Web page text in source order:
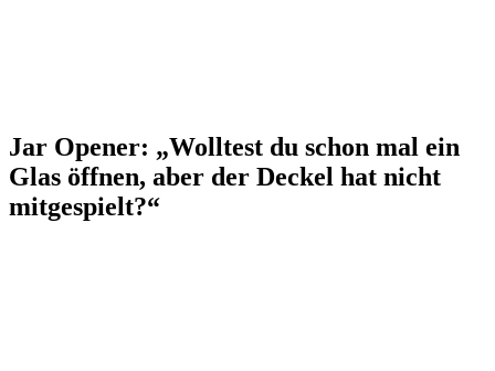
Jar Opener: „Wolltest du schon mal ein
Glas öffnen, aber der Deckel hat nicht
mitgespielt?“